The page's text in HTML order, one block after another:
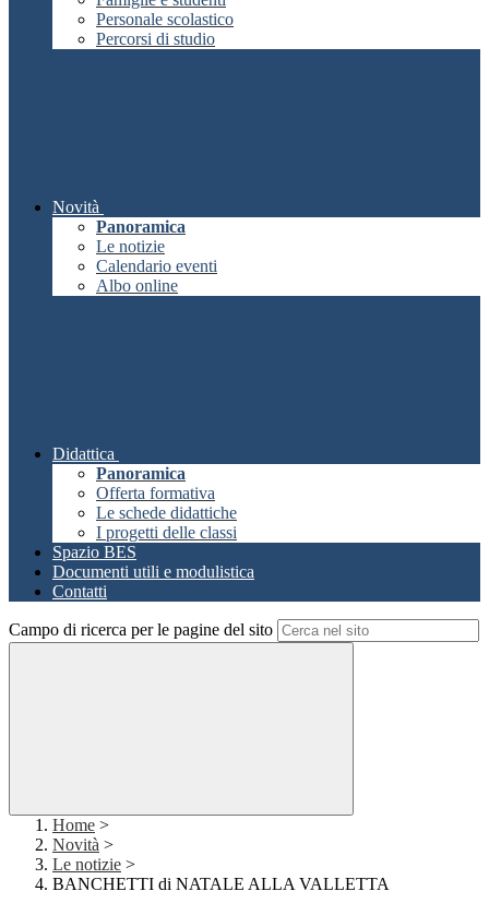
Personale scolastico
Percorsi di studio
Novità
Panoramica
Le notizie
Calendario eventi
Albo online
Didattica
Panoramica
Offerta formativa
Le schede didattiche
I progetti delle classi
Spazio BES
Documenti utili e modulistica
Contatti
Campo di ricerca per le pagine del sito
Home >
Novità >
Le notizie >
BANCHETTI di NATALE ALLA VALLETTA